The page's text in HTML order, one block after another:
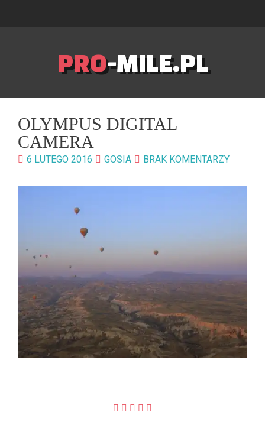
PRO-MILE.PL
OLYMPUS DIGITAL
CAMERA
6 LUTEGO 2016 GOSIA BRAK KOMENTARZY